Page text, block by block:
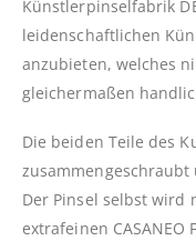
Künstlerpinselfabrik
leidenschaftlichen
anzubieten, welches
gleichermaßen
Die beiden Teile des
Der Pinsel selbst wird
extrafeinen